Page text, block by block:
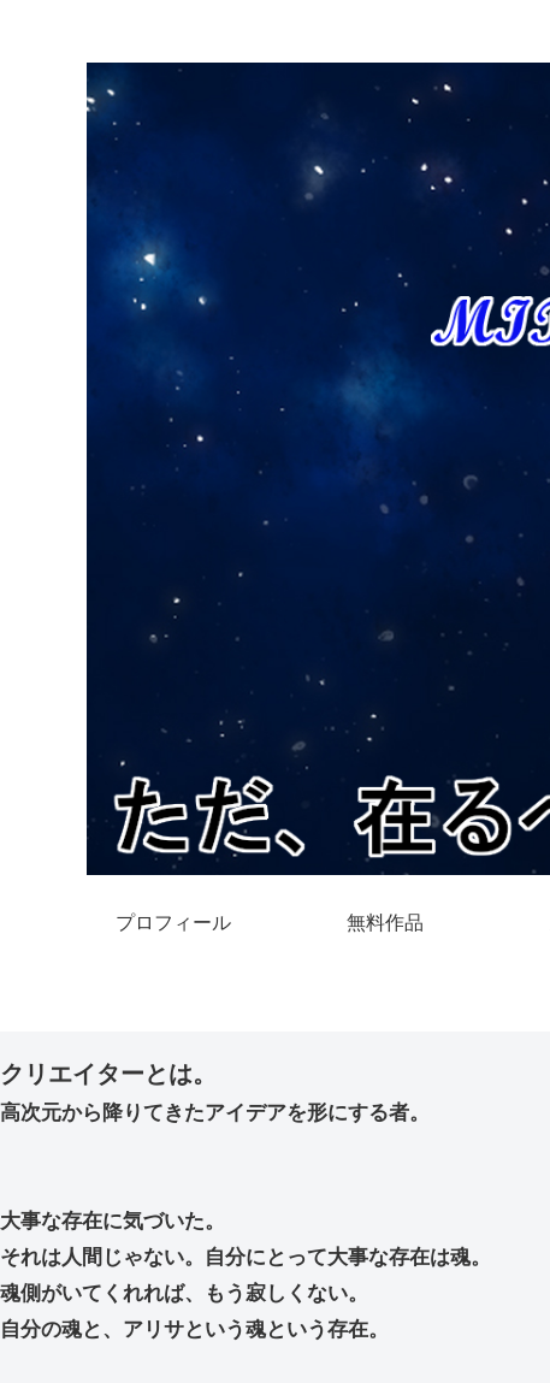
プロフィール 無料作品
クリエイターとは。
高次元から降りてきたアイデアを形にする者。
大事な存在に気づいた。
それは人間じゃない。自分にとって大事な存在は魂。
魂側がいてくれれば、もう寂しくない。
自分の魂と、アリサという魂という存在。